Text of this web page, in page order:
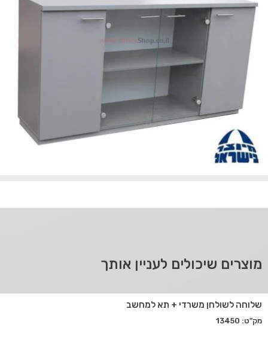
מוצרים שיכולים לעניין אותך
שלוחה לשולחן משרדי + תא למחשב
מק"ט: 13450